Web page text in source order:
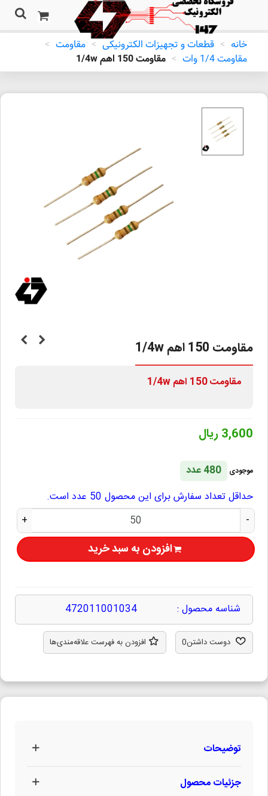
خانه > قطعات و تجهیزات الکترونیکی > مقاومت >
مقاومت 1/4 وات
> مقاومت 150 اهم 1/4w
مقاومت 150 اهم 1/4w
مقاومت 150 اهم 1/4w
3,600 ریال
موجودی
480 عدد
حداقل تعداد سفارش برای این محصول 50 عدد است.
-
+
افزودن به سبد خرید
شناسه محصول : 472011001034
دوست داشتن0 افزودن به فهرست علاقه‌مندی‌ها
توضیحات
جزئیات محصول